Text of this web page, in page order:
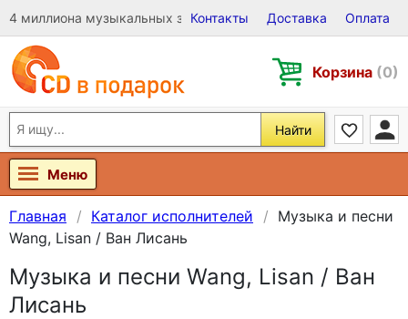
4 миллиона музыкальных записей на Виниле, CD и DVD
Контакты Доставка Оплата
Корзина (0)
Найти
Меню
Главная Каталог исполнителей
Музыка и песни
Wang, Lisan / Ван Лисань
Музыка и песни Wang, Lisan / Ван
Лисань